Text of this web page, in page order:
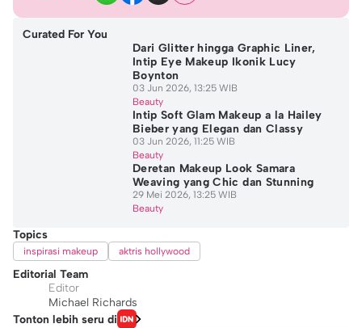
Curated For You
Dari Glitter hingga Graphic Liner,
Intip Eye Makeup Ikonik Lucy
Boynton
03 Jun 2026, 13:25 WIB
Beauty
Intip Soft Glam Makeup a la Hailey
Bieber yang Elegan dan Classy
03 Jun 2026, 11:25 WIB
Beauty
Deretan Makeup Look Samara
Weaving yang Chic dan Stunning
29 Mei 2026, 13:25 WIB
Beauty
Topics
inspirasi makeup aktris hollywood
Editorial Team
Editor
Michael Richards
Tonton lebih seru di